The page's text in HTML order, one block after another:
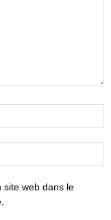
site web dans le